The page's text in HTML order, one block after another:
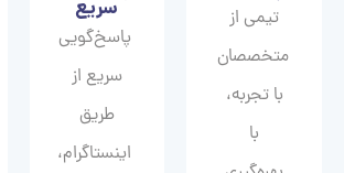
تیمی از
متخصصان
با تجربه،
با
سریع
پاسخ‌گویی
سریع از
طریق
اینستاگرام،